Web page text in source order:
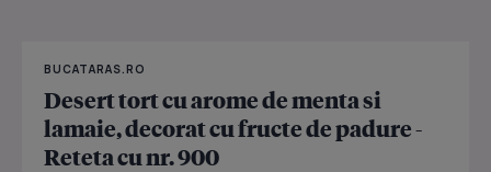
BUCATARAS.RO
Desert tort cu arome de menta si
lamaie, decorat cu fructe de padure -
Reteta cu nr. 900